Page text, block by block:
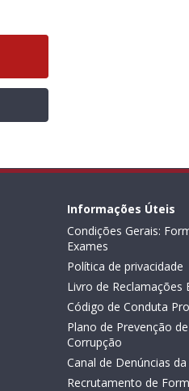
Informações Úteis
Condições Gerais:
Exames
Política de privacidade
Livro de Reclamações
Código de Conduta
Plano de Prevenção
Corrupção
Canal de Denúncias da
Recrutamento de